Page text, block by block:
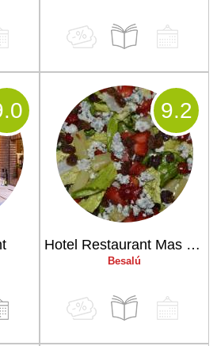
.0
Hotel Restaurant Mas Pere Pau
Besalú
9.2